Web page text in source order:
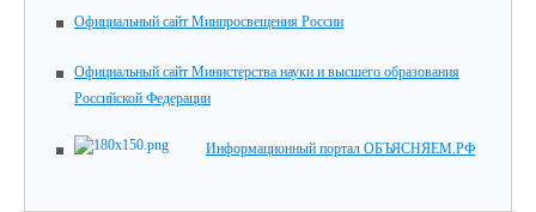
Официальный сайт Минпросвещения России
Официальный сайт Министерства науки и высшего образования
Российской Федерации
Информационный портал ОБЪЯСНЯЕМ.РФ